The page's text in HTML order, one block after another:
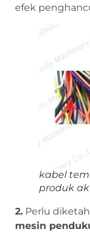
efek
kabel
produk
2. Perlu
mesin